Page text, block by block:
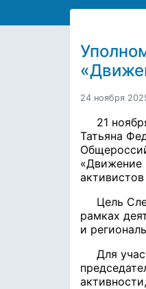
24 ноября
21
Татьяна
«Движение
Цель
рамках
и
Для